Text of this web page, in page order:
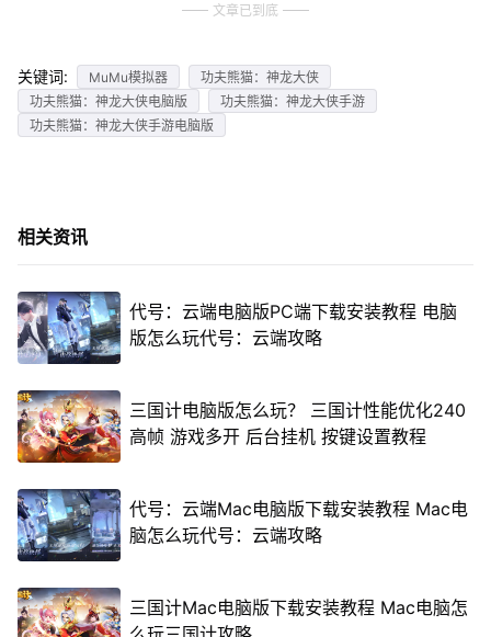
文章已到底
关键词: MuMu模拟器
功夫熊猫：神龙大侠
功夫熊猫：神龙大侠电脑版
功夫熊猫：神龙大侠手游
功夫熊猫：神龙大侠手游电脑版
相关资讯
代号：云端电脑版PC端下载安装教程 电脑
版怎么玩代号：云端攻略
三国计电脑版怎么玩？ 三国计性能优化240
高帧 游戏多开 后台挂机 按键设置教程
代号：云端Mac电脑版下载安装教程 Mac电
脑怎么玩代号：云端攻略
三国计Mac电脑版下载安装教程 Mac电脑怎